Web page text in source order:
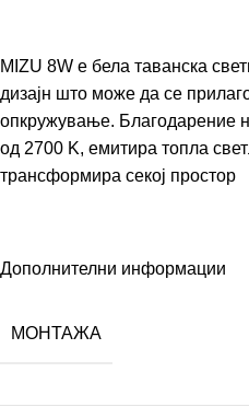
MIZU 8W е бела таванска
дизајн што може да се
опкружување. Благодарение
од 2700 K, емитира топла
трансформира секој простор
Дополнителни информации
МОНТАЖА